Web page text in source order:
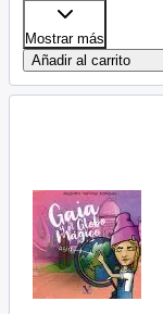
Mostrar más
Añadir al carrito